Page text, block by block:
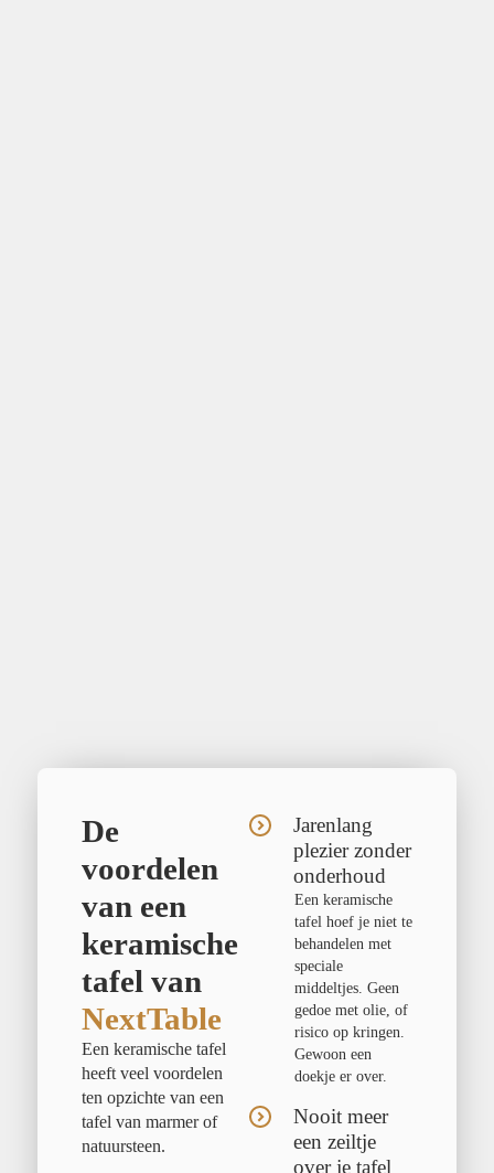
Jarenlang
plezier zonder
onderhoud
Een keramische
tafel hoef je niet te
behandelen met
speciale
middeltjes. Geen
gedoe met olie, of
risico op kringen.
Gewoon een
doekje er over.
Nooit meer
een zeiltje
over je tafel
Een keramische tafel
heeft veel voordelen
ten opzichte van een
tafel van marmer of
natuursteen.
De
voordelen
van een
keramische
tafel van
NextTable